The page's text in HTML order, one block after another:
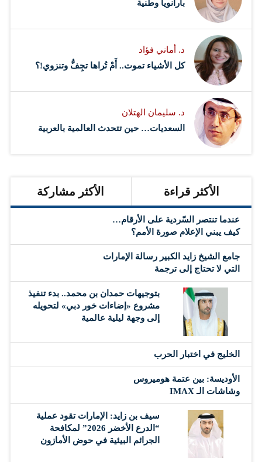
بارانويا وطنية
د. أماني فؤاد
كل الأشياء تموت.. أَمْ تُراها تجِفُّ وتنزوي!؟
د. سليمان الهتلان
السعديات… حين تتحدث العالمية بالعربية
الأكثر قراءة الأكثر مشاركة
عندما تنتصر السّردية على الأرقام…
كيف يبني الإعلام صورة الأمم؟
جامع الشيخ زايد الكبير رسالة الإمارات
التي لا تحتاج إلى ترجمة
بتوجيهات حمدان بن محمد.. بدء تنفيذ
مشروع «إضاءات خور دبي» لتحويله
إلى وجهة ليلية عالمية
‏الخليج في اختبار الحرب
الأوديسة: بين عتمة هوميروس
وشاشات الـ IMAX
سيف بن زايد: الإمارات تقود عملية
“الدرع الأخضر 2026” لمكافحة
الجرائم البيئية في حوض الأمازون